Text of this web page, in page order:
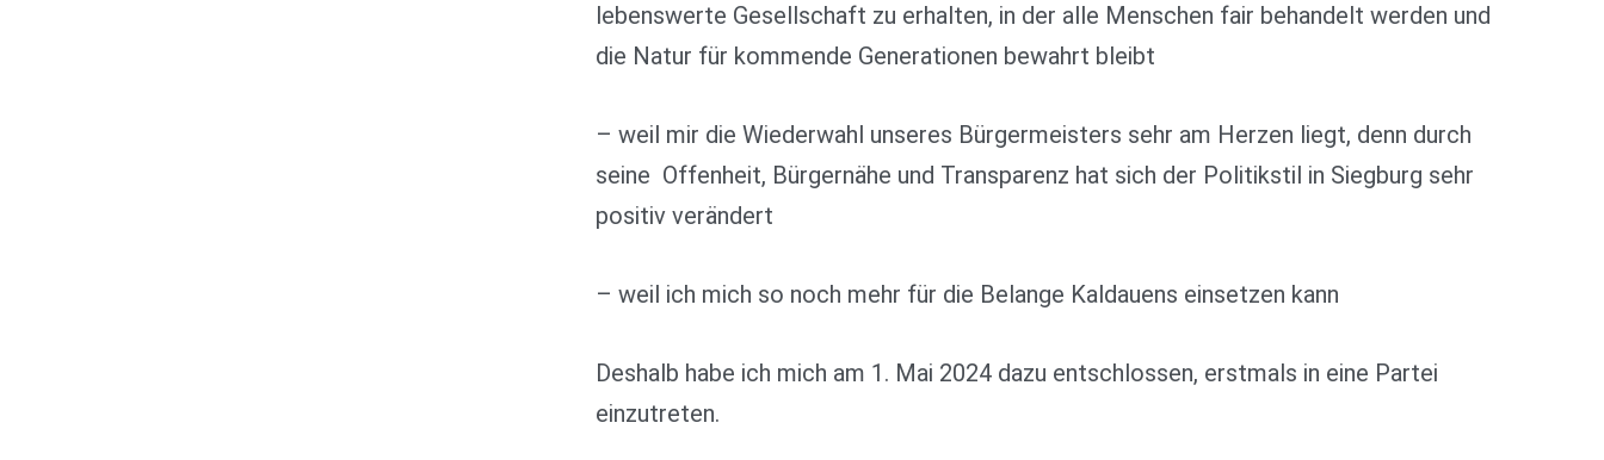
lebenswerte Gesellschaft zu erhalten, in der alle Menschen fair behandelt werden und
die Natur für kommende Generationen bewahrt bleibt
– weil mir die Wiederwahl unseres Bürgermeisters sehr am Herzen liegt, denn durch
seine Offenheit, Bürgernähe und Transparenz hat sich der Politikstil in Siegburg sehr
positiv verändert
– weil ich mich so noch mehr für die Belange Kaldauens einsetzen kann
Deshalb habe ich mich am 1. Mai 2024 dazu entschlossen, erstmals in eine Partei
einzutreten.